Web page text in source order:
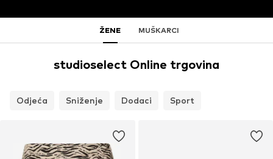
ŽENE MUŠKARCI
studioselect Online trgovina
Odjeća Sniženje Dodaci Sport